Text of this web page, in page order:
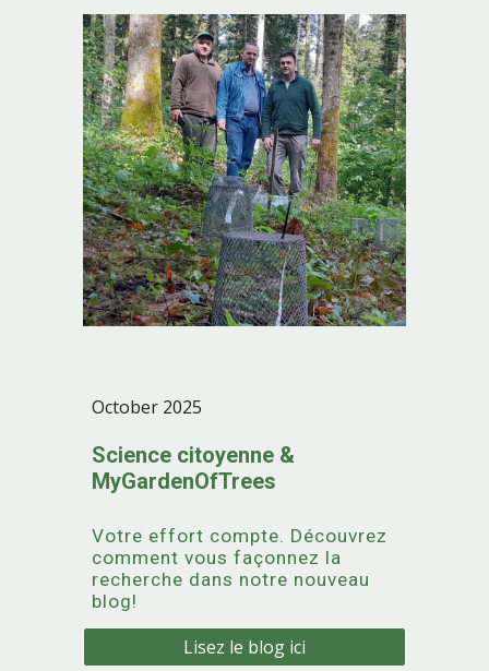
October 2025
Science citoyenne &
MyGardenOfTrees
Votre effort compte. Découvrez
comment vous façonnez la
recherche dans notre nouveau
blog!
Lisez le blog ici